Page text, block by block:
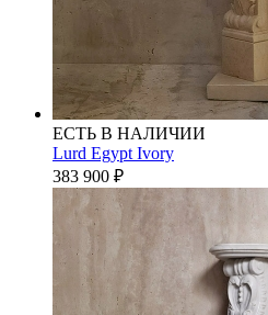
ЕСТЬ В НАЛИЧИИ
Lurd Egypt Ivory
383 900 ₽